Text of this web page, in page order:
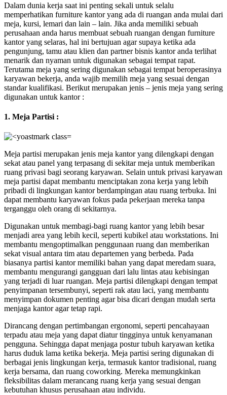
Dalam dunia kerja saat ini penting sekali untuk selalu
memperhatikan furniture kantor yang ada di ruangan anda mulai dari
meja, kursi, lemari dan lain – lain. Jika anda memiliki sebuah
perusahaan anda harus membuat sebuah ruangan dengan furniture
kantor yang selaras, hal ini bertujuan agar supaya ketika ada
pengunjung, tamu atau klien dan partner bisnis kantor anda terlihat
menarik dan nyaman untuk digunakan sebagai tempat rapat.
Terutama meja yang sering digunakan sebagai tempat beroperasinya
karyawan bekerja, anda wajib memilih meja yang sesuai dengan
standar kualifikasi. Berikut merupakan jenis – jenis meja yang sering
digunakan untuk kantor :
1. Meja Partisi :
Meja partisi merupakan jenis meja kantor yang dilengkapi dengan
sekat atau panel yang terpasang di sekitar meja untuk memberikan
ruang privasi bagi seorang karyawan. Selain untuk privasi karyawan
meja partisi dapat membantu menciptakan zona kerja yang lebih
pribadi di lingkungan kantor berdampingan atau ruang terbuka. Ini
dapat membantu karyawan fokus pada pekerjaan mereka tanpa
terganggu oleh orang di sekitarnya.
Digunakan untuk membagi-bagi ruang kantor yang lebih besar
menjadi area yang lebih kecil, seperti kubikel atau workstations. Ini
membantu mengoptimalkan penggunaan ruang dan memberikan
sekat visual antara tim atau departemen yang berbeda. Pada
biasanya partisi kantor memiliki bahan yang dapat meredam suara,
membantu mengurangi gangguan dari lalu lintas atau kebisingan
yang terjadi di luar ruangan. Meja partisi dilengkapi dengan tempat
penyimpanan tersembunyi, seperti rak atau laci, yang membantu
menyimpan dokumen penting agar bisa dicari dengan mudah serta
menjaga kantor agar tetap rapi.
Dirancang dengan pertimbangan ergonomi, seperti pencahayaan
terpadu atau meja yang dapat diatur tingginya untuk kenyamanan
pengguna. Sehingga dapat menjaga postur tubuh karyawan ketika
harus duduk lama ketika bekerja. Meja partisi sering digunakan di
berbagai jenis lingkungan kerja, termasuk kantor tradisional, ruang
kerja bersama, dan ruang coworking. Mereka memungkinkan
fleksibilitas dalam merancang ruang kerja yang sesuai dengan
kebutuhan khusus perusahaan atau individu.